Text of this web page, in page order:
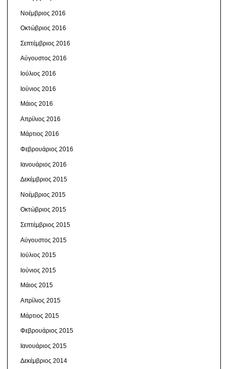
Νοέμβριος 2016
Οκτώβριος 2016
Σεπτέμβριος 2016
Αύγουστος 2016
Ιούλιος 2016
Ιούνιος 2016
Μάιος 2016
Απρίλιος 2016
Μάρτιος 2016
Φεβρουάριος 2016
Ιανουάριος 2016
Δεκέμβριος 2015
Νοέμβριος 2015
Οκτώβριος 2015
Σεπτέμβριος 2015
Αύγουστος 2015
Ιούλιος 2015
Ιούνιος 2015
Μάιος 2015
Απρίλιος 2015
Μάρτιος 2015
Φεβρουάριος 2015
Ιανουάριος 2015
Δεκέμβριος 2014